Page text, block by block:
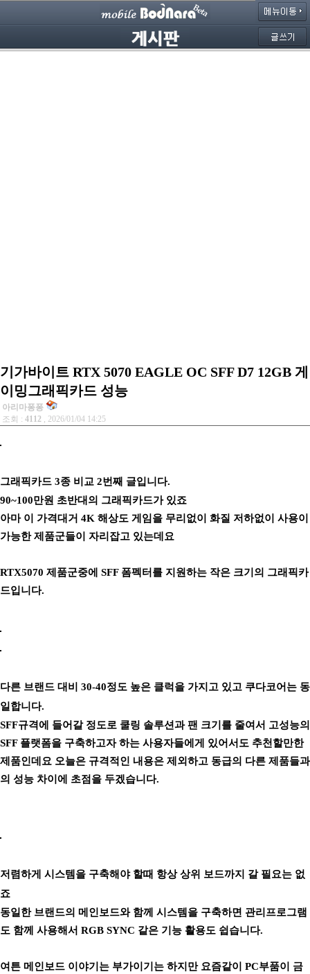
기가바이트 RTX 5070 EAGLE OC SFF D7 12GB 게
이밍그래픽카드 성능
아리마퐁퐁
조회 : 4112 , 2026/01/04 14:25
그래픽카드 3종 비교 2번째 글입니다.
90~100만원 초반대의 그래픽카드가 있죠
아마 이 가격대거 4K 해상도 게임을 무리없이 화질 저하없이 사용이
가능한 제품군들이 자리잡고 있는데요
RTX5070 제품군중에 SFF 폼펙터를 지원하는 작은 크기의 그래픽카
드입니다.
다른 브랜드 대비 30-40정도 높은 클럭을 가지고 있고 쿠다코어는 동
일합니다.
SFF규격에 들어갈 정도로 쿨링 솔루션과 팬 크기를 줄여서 고성능의
SFF 플랫폼을 구축하고자 하는 사용자들에게 있어서도 추천할만한
제품인데요 오늘은 규격적인 내용은 제외하고 동급의 다른 제품들과
의 성능 차이에 초점을 두겠습니다.
저렴하게 시스템을 구축해야 할때 항상 상위 보드까지 갈 필요는 없
죠
동일한 브랜드의 메인보드와 함께 시스템을 구축하면 관리프로그램
도 함께 사용해서 RGB SYNC 같은 기능 활용도 쉽습니다.
여튼 메인보드 이야기는 부가이기는 하지만 요즘같이 PC부품이 금